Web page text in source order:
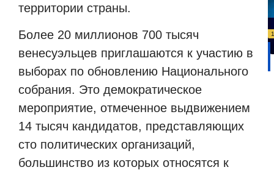
территории страны.
Более 20 миллионов 700 тысяч
венесуэльцев приглашаются к участию в
выборах по обновлению Национального
собрания. Это демократическое
мероприятие, отмеченное выдвижением
14 тысяч кандидатов, представляющих
сто политических организаций,
большинство из которых относятся к